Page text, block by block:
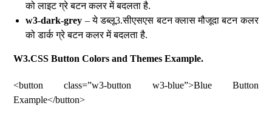
को लाइट ग्रे बटन कलर में बदलता है.
w3-dark-grey – ये डब्लू3.सीएसएस बटन क्लास मौजूदा बटन कलर
को डार्क ग्रे बटन कलर में बदलता है.
W3.CSS Button Colors and Themes Example.
<button class=”w3-button w3-blue”>Blue Button
Example</button>